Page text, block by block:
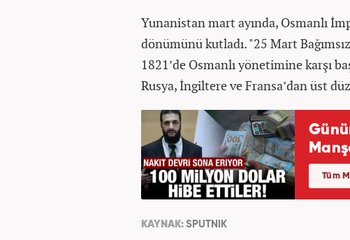
Yunanistan mart ayında, Osmanlı
dönümünü kutladı. "25 Mart
1821’de Osmanlı yönetimine karşı
Rusya, İngiltere ve Fransa’dan üst
KAYNAK: SPUTNIK